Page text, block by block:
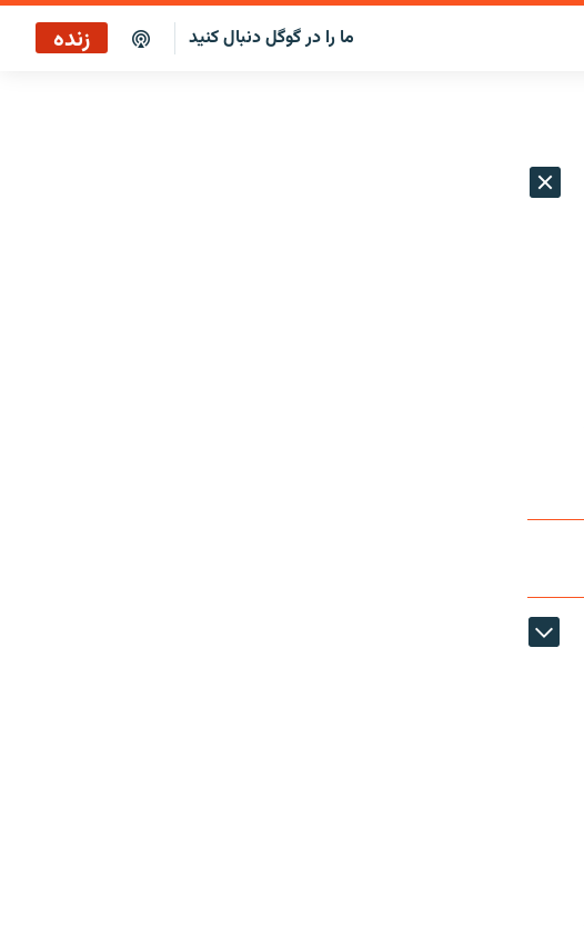
ما را در گوگل دنبال کنید زنده